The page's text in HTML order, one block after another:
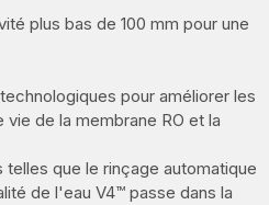
plus bas de 100 mm pour une
pour améliorer les
de la membrane RO et la
que le rinçage automatique
de l'eau V4™ passe dans la